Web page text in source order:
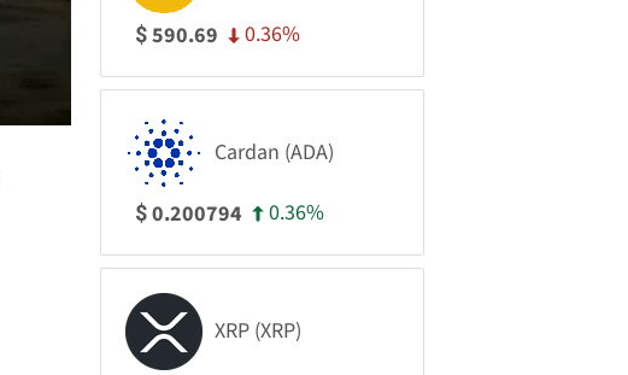
$590.69 0.36%
Cardan (ADA)
$0.200794 0.36%
XRP (XRP)